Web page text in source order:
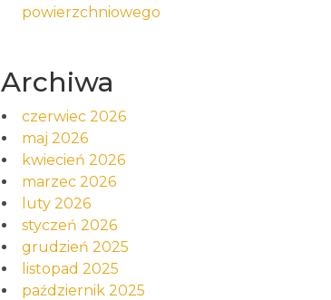
powierzchniowego
Archiwa
czerwiec 2026
maj 2026
kwiecień 2026
marzec 2026
luty 2026
styczeń 2026
grudzień 2025
listopad 2025
październik 2025